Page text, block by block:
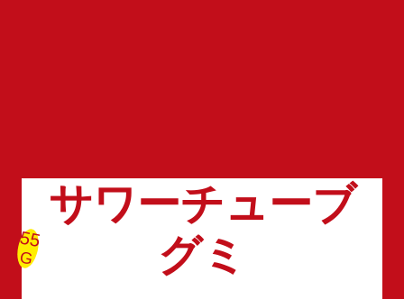
55
G
サワーチューブ
グミ